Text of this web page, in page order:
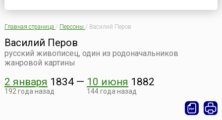
Главная страница / Персоны / Василий Перов
Василий Перов
русский живописец, один из родоначальников
жанровой картины
2 января 1834
192 года назад
— 10 июня 1882
144 года назад